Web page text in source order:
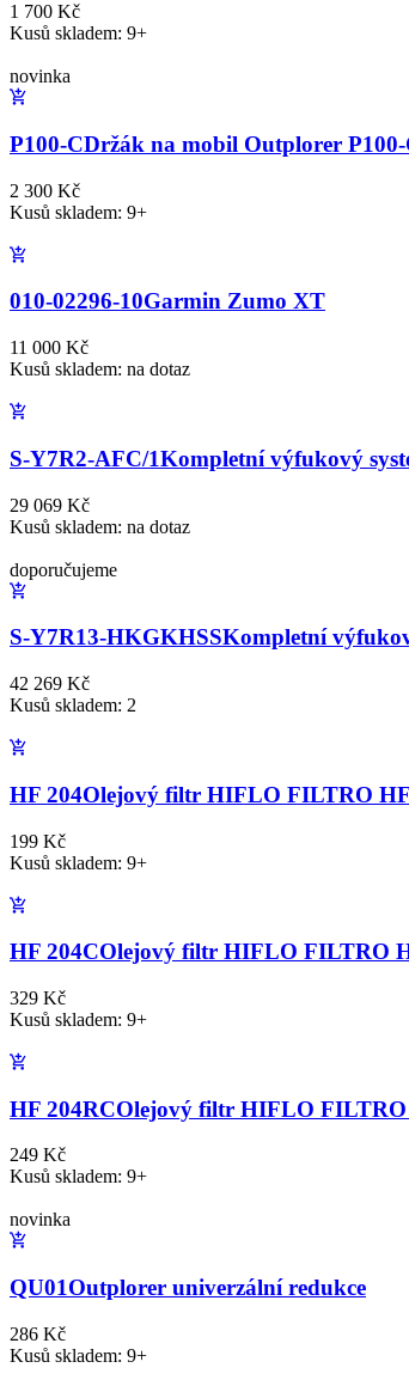
1 700 Kč
Kusů skladem: 9+
novinka
P100-CDržák na mobil Outplorer P100-
2 300 Kč
Kusů skladem: 9+
010-02296-10Garmin Zumo XT
11 000 Kč
Kusů skladem: na dotaz
S-Y7R2-AFC/1Kompletní výfukový
29 069 Kč
Kusů skladem: na dotaz
doporučujeme
S-Y7R13-HKGKHSSKompletní
42 269 Kč
Kusů skladem: 2
HF 204Olejový filtr HIFLO FILTRO
199 Kč
Kusů skladem: 9+
HF 204COlejový filtr HIFLO FILTRO
329 Kč
Kusů skladem: 9+
HF 204RCOlejový filtr HIFLO FILTRO
249 Kč
Kusů skladem: 9+
novinka
QU01Outplorer univerzální redukce
286 Kč
Kusů skladem: 9+